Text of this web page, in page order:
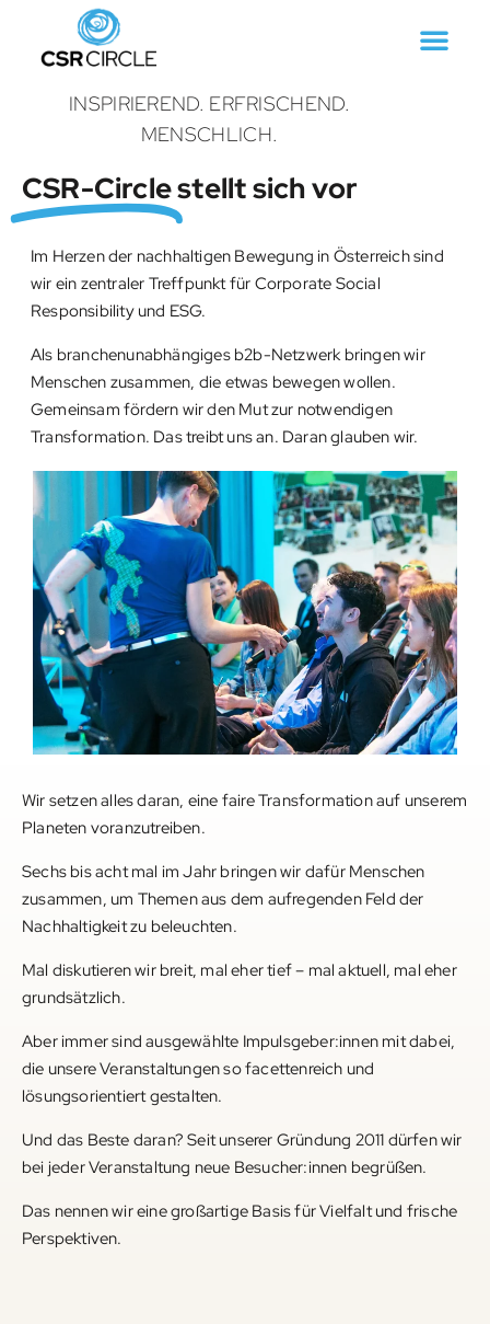
INSPIRIEREND. ERFRISCHEND.
MENSCHLICH.
CSR-Circlestellt sich vor
Im Herzen der nachhaltigen Bewegung in Österreich sind
wir ein zentraler Treffpunkt für Corporate Social
Responsibility und ESG.
Als branchenunabhängiges b2b-Netzwerk bringen wir
Menschen zusammen, die etwas bewegen wollen.
Gemeinsam fördern wir den Mut zur notwendigen
Transformation. Das treibt uns an. Daran glauben wir.
Wir setzen alles daran, eine faire Transformation auf unserem
Planeten voranzutreiben.
Sechs bis acht mal im Jahr bringen wir dafür Menschen
zusammen, um Themen aus dem aufregenden Feld der
Nachhaltigkeit zu beleuchten.
Mal diskutieren wir breit, mal eher tief – mal aktuell, mal eher
grundsätzlich.
Aber immer sind ausgewählte Impulsgeber:innen mit dabei,
die unsere Veranstaltungen so facettenreich und
lösungsorientiert gestalten.
Und das Beste daran? Seit unserer Gründung 2011 dürfen wir
bei jeder Veranstaltung neue Besucher:innen begrüßen.
Das nennen wir eine großartige Basis für Vielfalt und frische
Perspektiven.